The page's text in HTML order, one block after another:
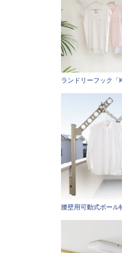
ランドリーフック「
腰壁用可動式ポール